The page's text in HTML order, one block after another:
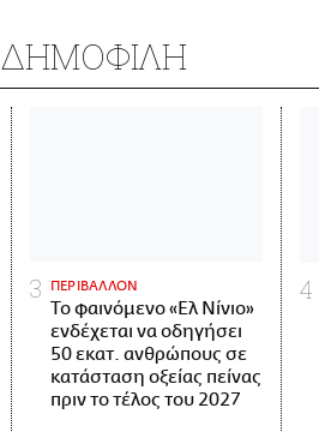
ΔΗΜΟΦΙΛΗ
ΠΕΡΙΒΑΛΛΟΝ
Το φαινόμενο «Ελ Νίνιο»
ενδέχεται να οδηγήσει
50 εκατ. ανθρώπους σε
κατάσταση οξείας πείνας
πριν το τέλος του 2027